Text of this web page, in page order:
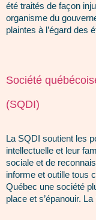
été traités de façon
organisme du
plaintes à l’égard des
Société
(SQDI)
La SQDI soutient les
intellectuelle et leur
sociale et de
informe et outille tous
Québec une société
place et s’épanouir.